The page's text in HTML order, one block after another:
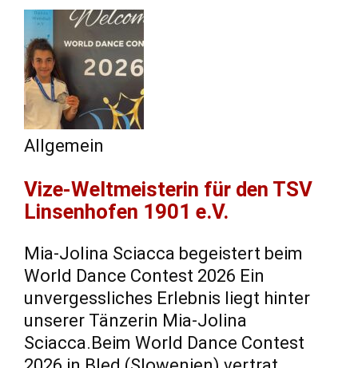
Allgemein
Vize-Weltmeisterin für den TSV
Linsenhofen 1901 e.V.
Mia-Jolina Sciacca begeistert beim
World Dance Contest 2026 Ein
unvergessliches Erlebnis liegt hinter
unserer Tänzerin Mia-Jolina
Sciacca.Beim World Dance Contest